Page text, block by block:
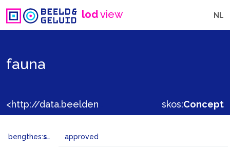
lodview NL
fauna
skos:Concept
bengthes:status approved